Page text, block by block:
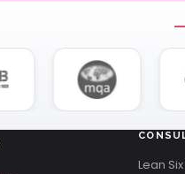
Lean